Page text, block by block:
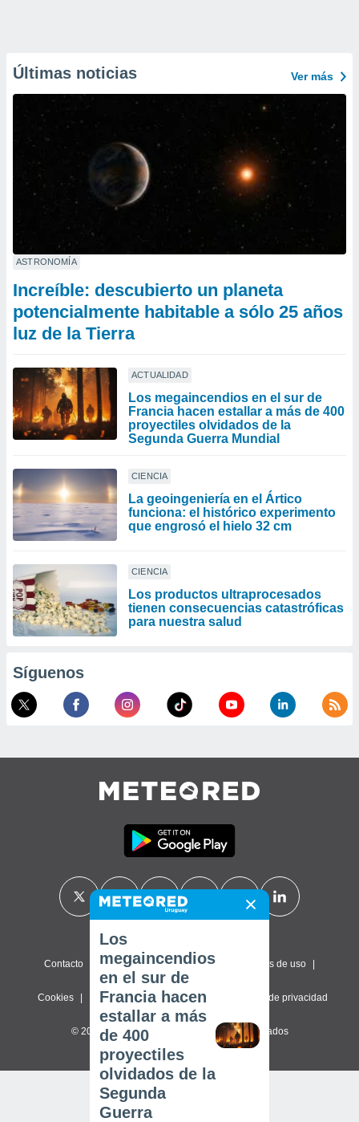
Últimas noticias Ver más
ASTRONOMÍA
Increíble: descubierto un planeta
potencialmente habitable a sólo 25 años
luz de la Tierra
ACTUALIDAD
Los megaincendios en el sur de
Francia hacen estallar a más de 400
proyectiles olvidados de la
Segunda Guerra Mundial
CIENCIA
La geoingeniería en el Ártico
funciona: el histórico experimento
que engrosó el hielo 32 cm
CIENCIA
Los productos ultraprocesados ​​
tienen consecuencias catastróficas
para nuestra salud
Síguenos
Contacto Sobre nosotros FAQ Términos de uso
Cookies Política de privacidad Configuración de privacidad
© 2026 Meteored. Todos los derechos reservados
Los
megaincendios
en el sur de
Francia hacen
estallar a más
de 400
proyectiles
olvidados de la
Segunda
Guerra